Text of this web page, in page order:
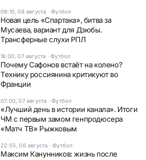
09:10, 08 августа ·Футбол
Новая цель «Спартака», битва за
Мусаева, вариант для Дзюбы.
Трансферные слухи РПЛ
16:00, 07 августа ·Футбол
Почему Сафонов встаёт на колено?
Технику россиянина критикуют во
Франции
07:00, 07 августа ·Футбол
«Лучший день в истории канала». Итоги
ЧМ с первым замом генпродюсера
«Матч ТВ» Рыжковым
22:55, 06 августа ·Футбол
Максим Канунников: жизнь после